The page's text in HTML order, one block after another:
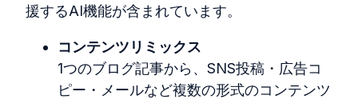
援するAI機能が含まれています。
コンテンツリミックス
1つのブログ記事から、SNS投稿・広告コ
ピー・メールなど複数の形式のコンテンツ